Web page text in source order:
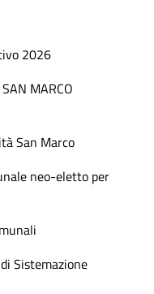
2026
MARCO
San Marco
neo-eletto per
Sistemazione